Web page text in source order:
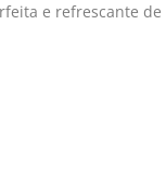
e refrescante de